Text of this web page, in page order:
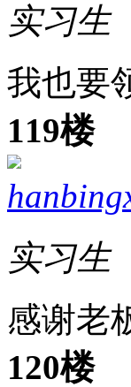
实习生
我也要
119楼
实习生
感谢老
120楼